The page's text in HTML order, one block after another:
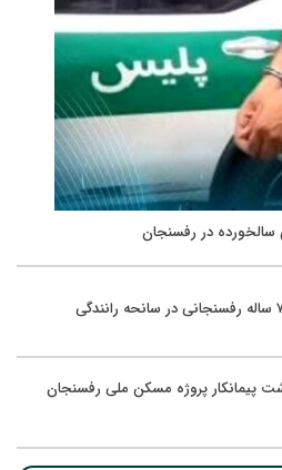
سالخورده در رفسنجان
پیمانکار پروژه مسکن ملی رفسنجان